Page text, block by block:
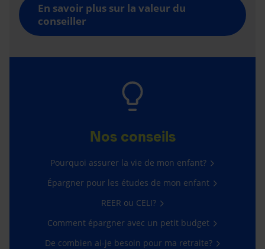
En savoir plus sur la valeur du
conseiller
Nos conseils
Pourquoi assurer la vie de mon enfant?
Épargner pour les études de mon enfant
REER ou CELI?
Comment épargner avec un petit budget
De combien ai-je besoin pour ma retraite?